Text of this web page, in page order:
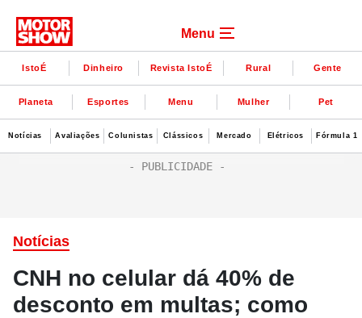
Menu
IstoÉ Dinheiro Revista IstoÉ Rural Gente
Planeta Esportes Menu Mulher Pet
Notícias Avaliações Colunistas Clássicos Mercado Elétricos Fórmula 1
Notícias
CNH no celular dá 40% de
desconto em multas; como